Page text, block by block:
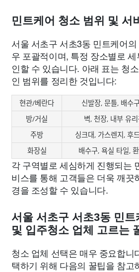
민트케어 청소 범위 및 서
서울 서초구 서초3동 민트케어
우 포괄적이며, 특정 장소별로
인할 수 있습니다. 아래 표는 청
인 범위를 정리한 것입니다:
현관/베란다
신발장, 문틀, 배수
방/거실
벽, 천장, 내부 유
주방
싱크대, 가스렌지, 후
화장실
배수구, 욕실 타일,
각 구역별로 세심하게 진행되는
비스를 통해 고객들은 더욱 깨끗
경을 조성할 수 있습니다.
서울 서초구 서초3동 민
및 입주청소 업체 고르는
청소 업체 선택은 매우 중요합니
택하기 위해 다음의 꿀팁을 참고